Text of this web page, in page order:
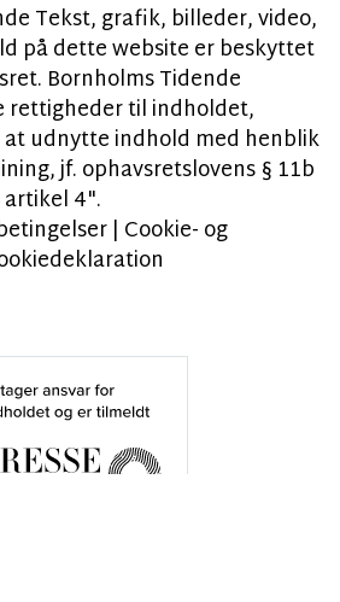
Tekst, grafik, billeder, video,
på dette website er beskyttet
Bornholms Tidende
rettigheder til indholdet,
udnytte indhold med henblik
jf. ophavsretslovens § 11b
artikel 4".
| Cookie- og